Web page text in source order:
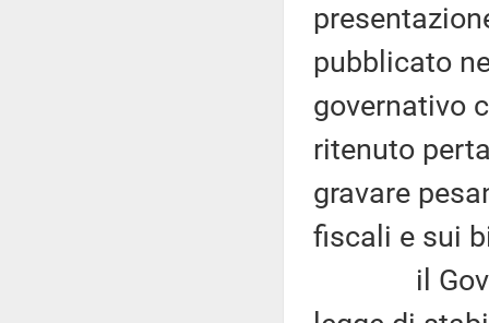
pubblicato
governativo
ritenuto
gravare
fiscali e sui
il